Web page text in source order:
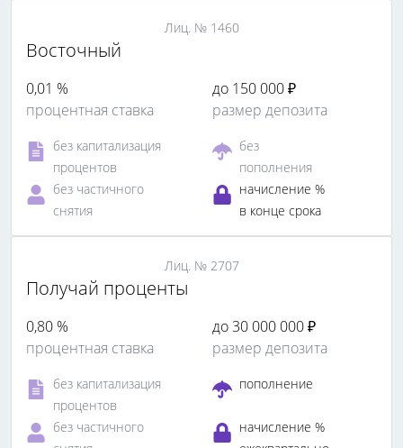
Лиц. № 1460
Восточный
0,01 %
процентная ставка
до 150 000 ₽
размер депозита
без капитализация
процентов
без
пополнения
без частичного
снятия
начисление %
в конце срока
Лиц. № 2707
Получай проценты
0,80 %
процентная ставка
до 30 000 000 ₽
размер депозита
без капитализация
процентов
пополнение
без частичного
начисление %